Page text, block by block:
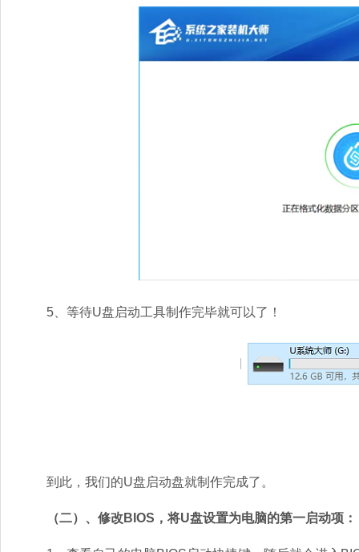
5、等待U盘启动工具制作完毕就可以了！
到此，我们的U盘启动盘就制作完成了。
（二）、修改BIOS，将U盘设置为电脑的第一启动项：